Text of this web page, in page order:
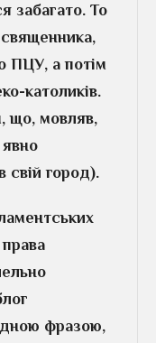
забагато. То
ПЦУ, а потім
католиків.
що, мовляв,
явно
свій город).
фразою,